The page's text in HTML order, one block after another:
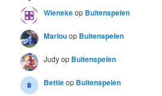
Wienekeop Buitenspelen
Marlouop Buitenspelen
Judyop Buitenspelen
Bettieop Buitenspelen